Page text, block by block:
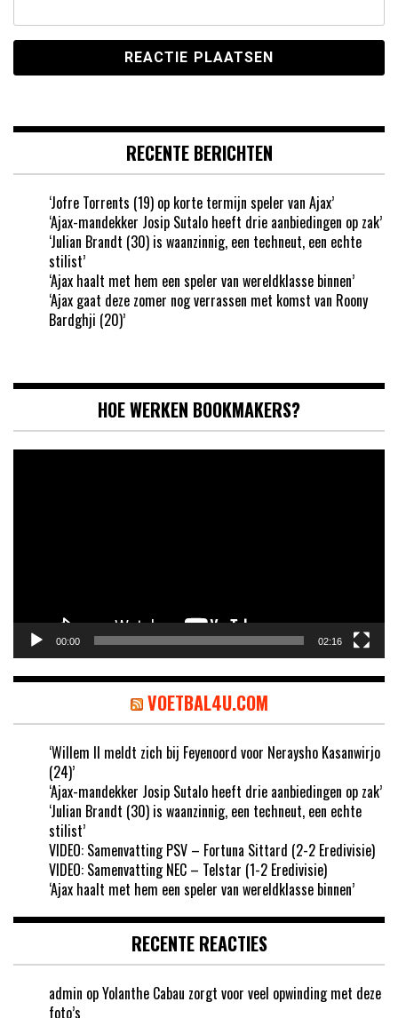
RECENTE BERICHTEN
‘Jofre Torrents (19) op korte termijn speler van Ajax’
‘Ajax-mandekker Josip Sutalo heeft drie aanbiedingen op zak’
‘Julian Brandt (30) is waanzinnig, een techneut, een echte
stilist’
‘Ajax haalt met hem een speler van wereldklasse binnen’
‘Ajax gaat deze zomer nog verrassen met komst van Roony
Bardghji (20)’
HOE WERKEN BOOKMAKERS?
00:00 02:16
VOETBAL4U.COM
‘Willem II meldt zich bij Feyenoord voor Neraysho Kasanwirjo
(24)’
‘Ajax-mandekker Josip Sutalo heeft drie aanbiedingen op zak’
‘Julian Brandt (30) is waanzinnig, een techneut, een echte
stilist’
VIDEO: Samenvatting PSV – Fortuna Sittard (2-2 Eredivisie)
VIDEO: Samenvatting NEC – Telstar (1-2 Eredivisie)
‘Ajax haalt met hem een speler van wereldklasse binnen’
RECENTE REACTIES
admin opYolanthe Cabau zorgt voor veel opwinding met deze
foto’s